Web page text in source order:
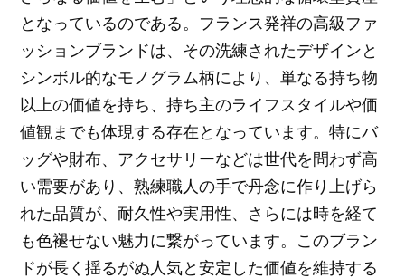
となっているのである。フランス発祥の高級ファ
ッションブランドは、その洗練されたデザインと
シンボル的なモノグラム柄により、単なる持ち物
以上の価値を持ち、持ち主のライフスタイルや価
値観までも体現する存在となっています。特にバ
ッグや財布、アクセサリーなどは世代を問わず高
い需要があり、熟練職人の手で丹念に作り上げら
れた品質が、耐久性や実用性、さらには時を経て
も色褪せない魅力に繋がっています。このブラン
ドが長く揺るがぬ人気と安定した価値を維持する